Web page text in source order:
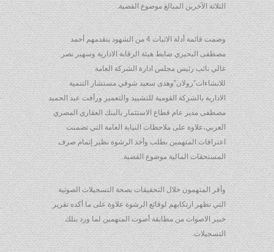
الثلاثة الآخرين المبالغ موضوع القضية.
وضمت قائمة أدلة الاثبات 4 من الشهود يتقدمهم أحمد
مصطفى البحيري ضابط هيئة الرقابة الادارية وسهير نصر
غالي نائب رئيس مجلس ادارة الشركة العامة
للانشاءات”رولان”وهدى سعيد شوقي مستشار التنمية
الادارية بالشركة القومية للتشييد والتعمير ورأفت عبد الحميد
مصطفى مدير عام قطاع الاستثمار بالبنك العقاري المصري
العربي،علاوة على ملاحظات النيابة العامة التي تضمنت
اعترافات المتهمين بطلب وأخذ الرشوة نظير إتمام صرف
المستحقات المالية موضوع القضية.
وأقر المتهمون خلال التحقيقات بصحة التسجيلات الصوتية
التي تظهر ارتكابهم لوقائع الرشوة علاوة على ما أكده تقرير
خبير الاصوات من مطابقة أصوت المتهمين لما ورد بتلك
التسجيلات.